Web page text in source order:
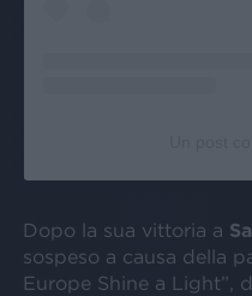
Dopo la sua vittoria a
sospeso a causa della
Europe Shine a Light”,